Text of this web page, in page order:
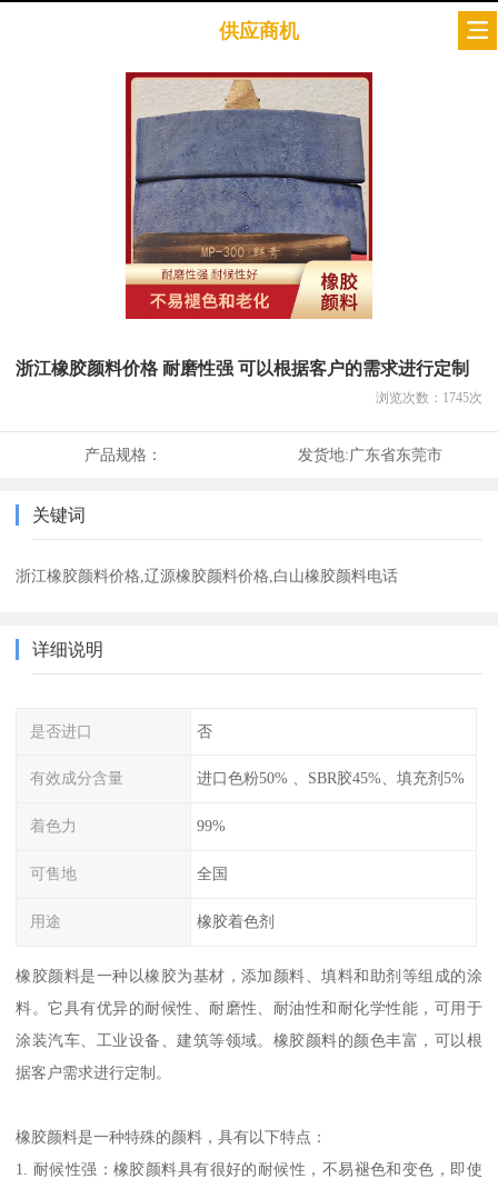
供应商机
浙江橡胶颜料价格 耐磨性强 可以根据客户的需求进行定制
浏览次数： 1745次
产品规格： 发货地:广东省东莞市
关键词
浙江橡胶颜料价格,辽源橡胶颜料价格,白山橡胶颜料电话
详细说明
是否进口 否
有效成分含量 进口色粉50% 、SBR胶45%、填充剂5%
着色力 99%
可售地 全国
用途 橡胶着色剂
橡胶颜料是一种以橡胶为基材，添加颜料、填料和助剂等组成的涂
料。它具有优异的耐候性、耐磨性、耐油性和耐化学性能，可用于
涂装汽车、工业设备、建筑等领域。橡胶颜料的颜色丰富，可以根
据客户需求进行定制。
橡胶颜料是一种特殊的颜料，具有以下特点：
1. 耐候性强：橡胶颜料具有很好的耐候性，不易褪色和变色，即使